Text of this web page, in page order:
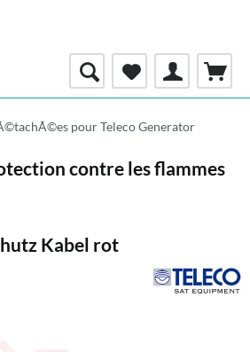
pour Teleco Generator
contre les flammes
Kabel rot